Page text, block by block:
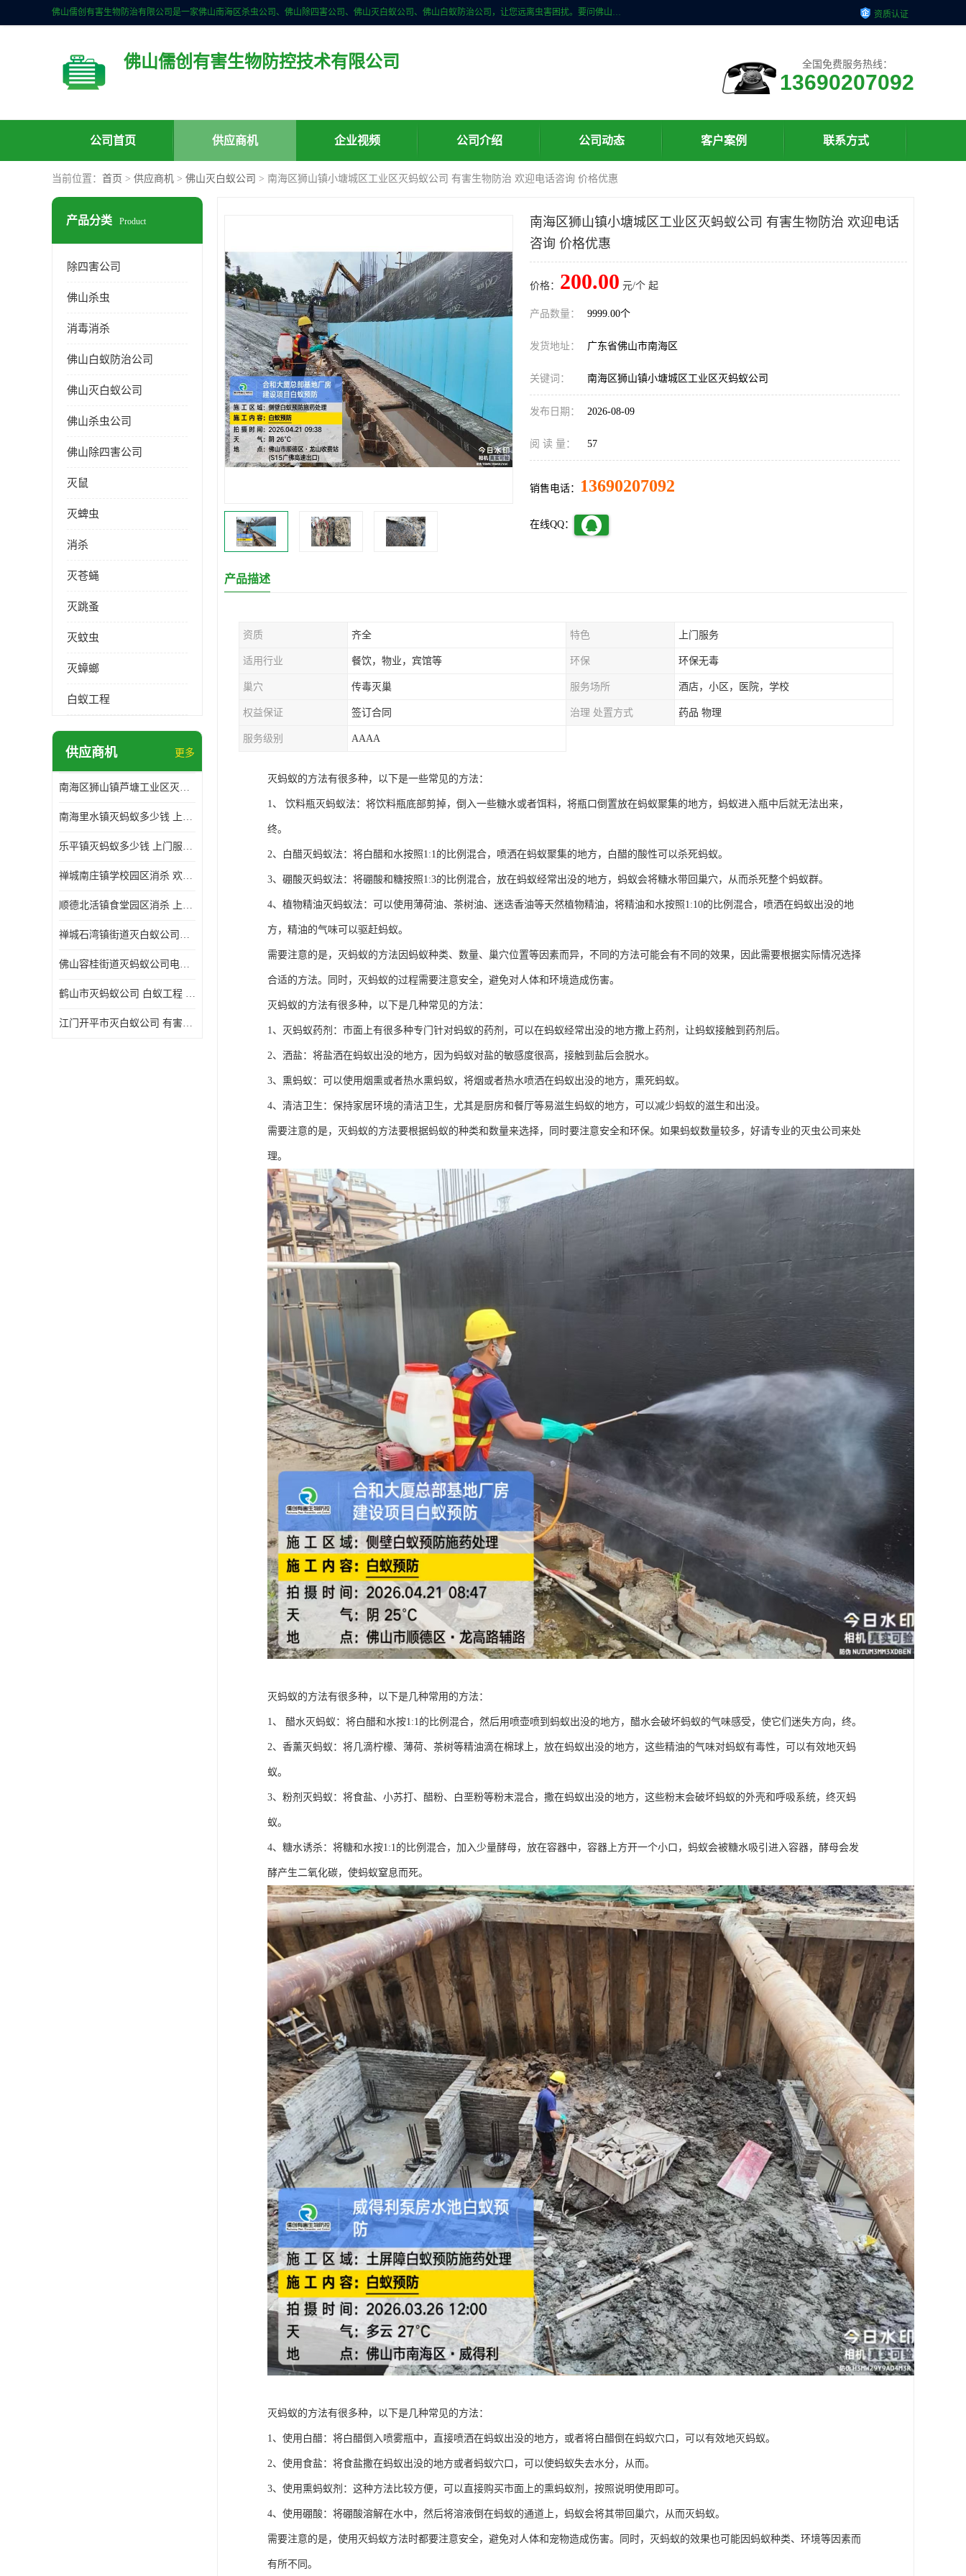
佛山儒创有害生物防治有限公司是一家佛山南海区杀虫公司、佛山除四害公司、佛山灭白蚁公司、佛山白蚁防治公司，让您远离虫害困扰。要问佛山白蚁防治哪家好？佛山儒创有害生物防治有限公司全佛山、广州，正规公司，上门勘查，可靠，售后有保障。 资质认证
佛山儒创有害生物防控技术有限公司 全国免费服务热线：
13690207092
公司首页 供应商机 企业视频 公司介绍 公司动态 客户案例 联系方式
当前位置： 首页 > 供应商机 > 佛山灭白蚁公司 > 南海区狮山镇小塘城区工业区灭蚂蚁公司 有害生物防治 欢迎电话咨询 价格优惠
产品分类 Product
除四害公司
佛山杀虫
消毒消杀
佛山白蚁防治公司
佛山灭白蚁公司
佛山杀虫公司
佛山除四害公司
灭鼠
灭蜱虫
消杀
灭苍蝇
灭跳蚤
灭蚊虫
灭蟑螂
白蚁工程
供应商机 更多
南海区狮山镇芦塘工业区灭白蚁多少钱 上门服务 确定方案
南海里水镇灭蚂蚁多少钱 上门服务 确定方案
乐平镇灭蚂蚁多少钱 上门服务 确定方案
禅城南庄镇学校园区消杀 欢迎电话咨询 价格优惠
顺德北活镇食堂园区消杀 上门服务 确定方案
禅城石湾镇街道灭白蚁公司电话 病媒生物防治 上门服务 确定方案
佛山容桂街道灭蚂蚁公司电话 白蚁防治 上门服务 确定方案
鹤山市灭蚂蚁公司 白蚁工程 欢迎电话咨询 价格优惠
江门开平市灭白蚁公司 有害生物防治 上门服务 确定方案
南海区狮山镇小塘城区工业区灭蚂蚁公司 有害生物防治 欢迎电话
咨询 价格优惠
价格： 200.00 元/个 起
产品数量： 9999.00个
发货地址： 广东省佛山市南海区
关键词： 南海区狮山镇小塘城区工业区灭蚂蚁公司
发布日期： 2026-08-09
阅 读 量： 57
销售电话： 13690207092
在线QQ：
产品描述
资质 齐全 特色 上门服务
适用行业 餐饮，物业，宾馆等 环保 环保无毒
巢穴 传毒灭巢 服务场所 酒店，小区，医院，学校
权益保证 签订合同 治理 处置方式 药品 物理
服务级别 AAAA
灭蚂蚁的方法有很多种，以下是一些常见的方法：
1、 饮料瓶灭蚂蚁法：将饮料瓶底部剪掉，倒入一些糖水或者饵料，将瓶口倒置放在蚂蚁聚集的地方，蚂蚁进入瓶中后就无法出来，
终。
2、白醋灭蚂蚁法：将白醋和水按照1:1的比例混合，喷洒在蚂蚁聚集的地方，白醋的酸性可以杀死蚂蚁。
3、硼酸灭蚂蚁法：将硼酸和糖按照1:3的比例混合，放在蚂蚁经常出没的地方，蚂蚁会将糖水带回巢穴，从而杀死整个蚂蚁群。
4、植物精油灭蚂蚁法：可以使用薄荷油、茶树油、迷迭香油等天然植物精油，将精油和水按照1:10的比例混合，喷洒在蚂蚁出没的地
方，精油的气味可以驱赶蚂蚁。
需要注意的是，灭蚂蚁的方法因蚂蚁种类、数量、巢穴位置等因素而异，不同的方法可能会有不同的效果，因此需要根据实际情况选择
合适的方法。同时，灭蚂蚁的过程需要注意安全，避免对人体和环境造成伤害。
灭蚂蚁的方法有很多种，以下是几种常见的方法：
1、灭蚂蚁药剂：市面上有很多种专门针对蚂蚁的药剂，可以在蚂蚁经常出没的地方撒上药剂，让蚂蚁接触到药剂后。
2、洒盐：将盐洒在蚂蚁出没的地方，因为蚂蚁对盐的敏感度很高，接触到盐后会脱水。
3、熏蚂蚁：可以使用烟熏或者热水熏蚂蚁，将烟或者热水喷洒在蚂蚁出没的地方，熏死蚂蚁。
4、清洁卫生：保持家居环境的清洁卫生，尤其是厨房和餐厅等易滋生蚂蚁的地方，可以减少蚂蚁的滋生和出没。
需要注意的是，灭蚂蚁的方法要根据蚂蚁的种类和数量来选择，同时要注意安全和环保。如果蚂蚁数量较多，好请专业的灭虫公司来处
理。
灭蚂蚁的方法有很多种，以下是几种常用的方法：
1、 醋水灭蚂蚁：将白醋和水按1:1的比例混合，然后用喷壶喷到蚂蚁出没的地方，醋水会破坏蚂蚁的气味感受，使它们迷失方向，终。
2、香薰灭蚂蚁：将几滴柠檬、薄荷、茶树等精油滴在棉球上，放在蚂蚁出没的地方，这些精油的气味对蚂蚁有毒性，可以有效地灭蚂
蚁。
3、粉剂灭蚂蚁：将食盐、小苏打、醋粉、白垩粉等粉末混合，撒在蚂蚁出没的地方，这些粉末会破坏蚂蚁的外壳和呼吸系统，终灭蚂
蚁。
4、糖水诱杀：将糖和水按1:1的比例混合，加入少量酵母，放在容器中，容器上方开一个小口，蚂蚁会被糖水吸引进入容器，酵母会发
酵产生二氧化碳，使蚂蚁窒息而死。
灭蚂蚁的方法有很多种，以下是几种常见的方法：
1、使用白醋：将白醋倒入喷雾瓶中，直接喷洒在蚂蚁出没的地方，或者将白醋倒在蚂蚁穴口，可以有效地灭蚂蚁。
2、使用食盐：将食盐撒在蚂蚁出没的地方或者蚂蚁穴口，可以使蚂蚁失去水分，从而。
3、使用熏蚂蚁剂：这种方法比较方便，可以直接购买市面上的熏蚂蚁剂，按照说明使用即可。
4、使用硼酸：将硼酸溶解在水中，然后将溶液倒在蚂蚁的通道上，蚂蚁会将其带回巢穴，从而灭蚂蚁。
需要注意的是，使用灭蚂蚁方法时都要注意安全，避免对人体和宠物造成伤害。同时，灭蚂蚁的效果也可能因蚂蚁种类、环境等因素而
有所不同。